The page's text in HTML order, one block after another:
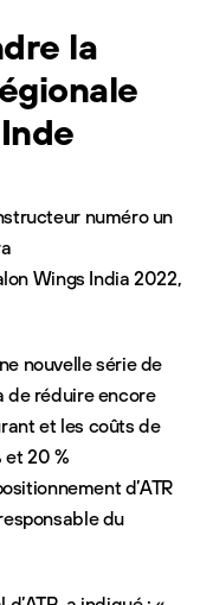
la
numéro un
Wings India 2022,
nouvelle série de
de réduire encore
et les coûts de
et 20 %
d’ATR
du